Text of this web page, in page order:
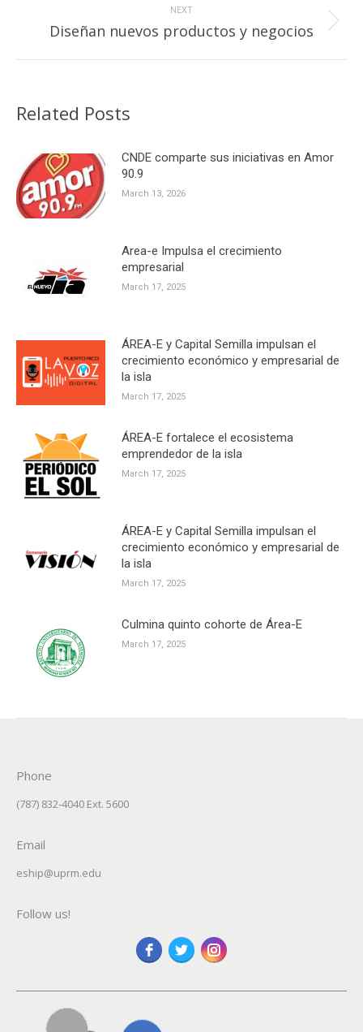
NEXT
Next
Diseñan nuevos productos y negocios
Related Posts
CNDE comparte sus iniciativas en Amor
90.9
March 13, 2026
Area-e Impulsa el crecimiento
empresarial
March 17, 2025
ÁREA-E y Capital Semilla impulsan el
crecimiento económico y empresarial de
la isla
March 17, 2025
ÁREA-E fortalece el ecosistema
emprendedor de la isla
March 17, 2025
ÁREA-E y Capital Semilla impulsan el
crecimiento económico y empresarial de
la isla
March 17, 2025
Culmina quinto cohorte de Área-E
March 17, 2025
Phone
(787) 832-4040 Ext. 5600
Email
eship@uprm.edu
Follow us!